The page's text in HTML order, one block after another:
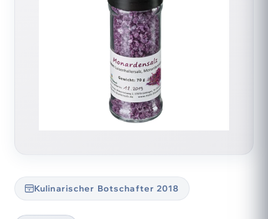
Kulinarischer Botschafter 2018